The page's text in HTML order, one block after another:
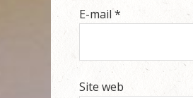
E-mail*
Site web